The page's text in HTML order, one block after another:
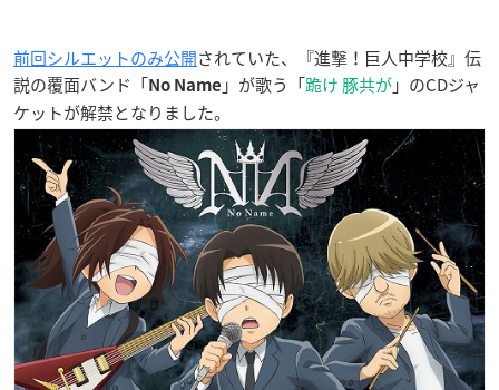
前回シルエットのみ公開されていた、『進撃！巨人中学校』伝
説の覆面バンド「No Name 」が歌う「跪け 豚共が」のCDジャ
ケットが解禁となりました。